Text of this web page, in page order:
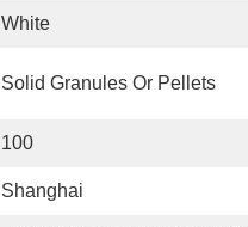
White
Solid Granules Or Pellets
100
Shanghai